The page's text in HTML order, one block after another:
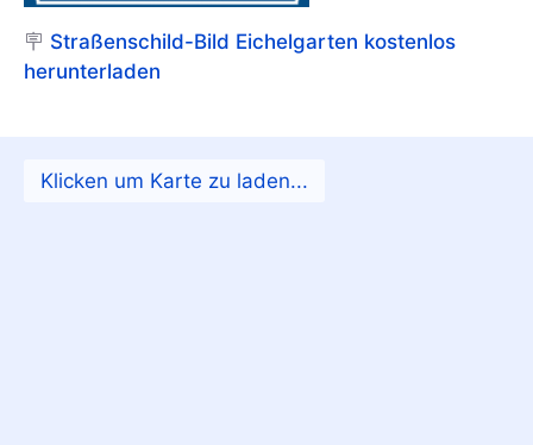
🪧 Straßenschild-Bild Eichelgarten kostenlos
herunterladen